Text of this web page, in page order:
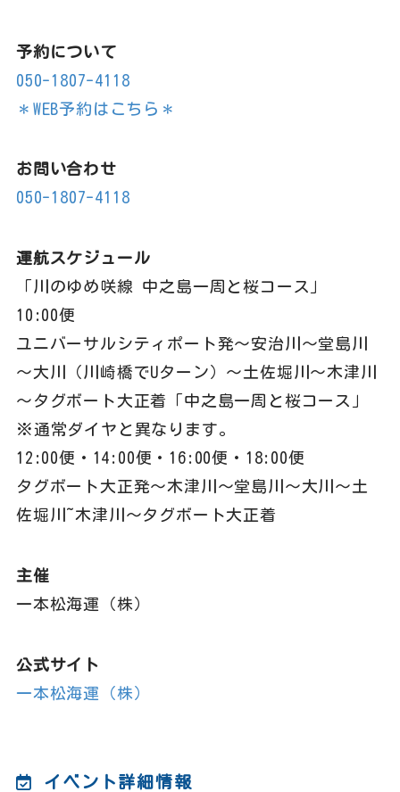
予約について
050-1807-4118
＊WEB予約はこちら＊
お問い合わせ
050-1807-4118
運航スケジュール
「川のゆめ咲線 中之島一周と桜コース」
10:00便
ユニバーサルシティポート発～安治川～堂島川
～大川（川崎橋でUターン）～土佐堀川～木津川
～タグボート大正着「中之島一周と桜コース」
※通常ダイヤと異なります。
12:00便・14:00便・16:00便・18:00便
タグボート大正発～木津川～堂島川～大川～土
佐堀川~木津川～タグボート大正着
主催
一本松海運（株）
公式サイト
一本松海運（株）
イベント詳細情報